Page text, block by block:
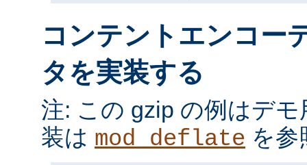
コンテントエンコー
タを実装する
注: この gzip の例はデ
装は mod_deflate を参